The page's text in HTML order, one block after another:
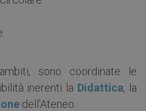
sono coordinate le
inerenti la Didattica, la
dell’Ateneo.